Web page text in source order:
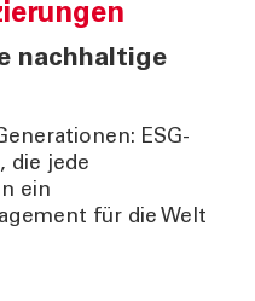
nachhaltige
ESG-
die jede
ein
für die Welt